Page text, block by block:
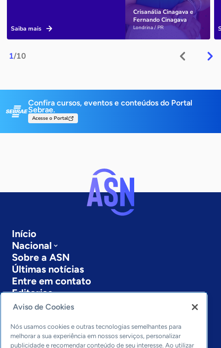
1/10
Crisanália Cinagava e
Fernando Cinagava
Londrina / PR
Saiba mais
Confira cursos, eventos e conteúdos do Portal
Sebrae.
Acesse o Portal
Início
Nacional
Sobre a ASN
Últimas notícias
Entre em contato
Editorias
Economia & Política
Inovação & Tecnologia
Cultura empreendedora
Aviso de Cookies
Nós usamos cookies e outras tecnologias semelhantes para
melhorar a sua experiência em nossos serviços, personalizar
publicidade e recomendar conteúdo de seu interesse. Ao utilizar